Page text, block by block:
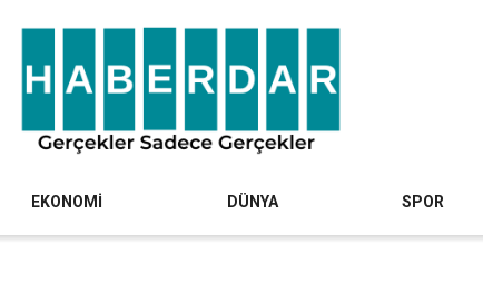
EKONOMİ DÜNYA SPOR